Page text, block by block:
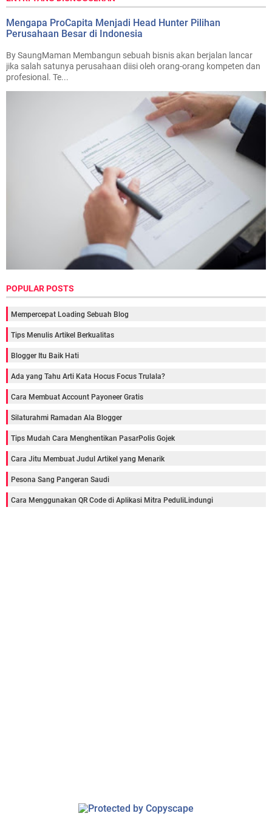
Mengapa ProCapita Menjadi Head Hunter Pilihan
Perusahaan Besar di Indonesia
By SaungMaman Membangun sebuah bisnis akan berjalan lancar
jika salah satunya perusahaan diisi oleh orang-orang kompeten dan
profesional. Te...
POPULAR POSTS
Mempercepat Loading Sebuah Blog
Tips Menulis Artikel Berkualitas
Blogger Itu Baik Hati
Ada yang Tahu Arti Kata Hocus Focus Trulala?
Cara Membuat Account Payoneer Gratis
Silaturahmi Ramadan Ala Blogger
Tips Mudah Cara Menghentikan PasarPolis Gojek
Cara Jitu Membuat Judul Artikel yang Menarik
Pesona Sang Pangeran Saudi
Cara Menggunakan QR Code di Aplikasi Mitra PeduliLindungi